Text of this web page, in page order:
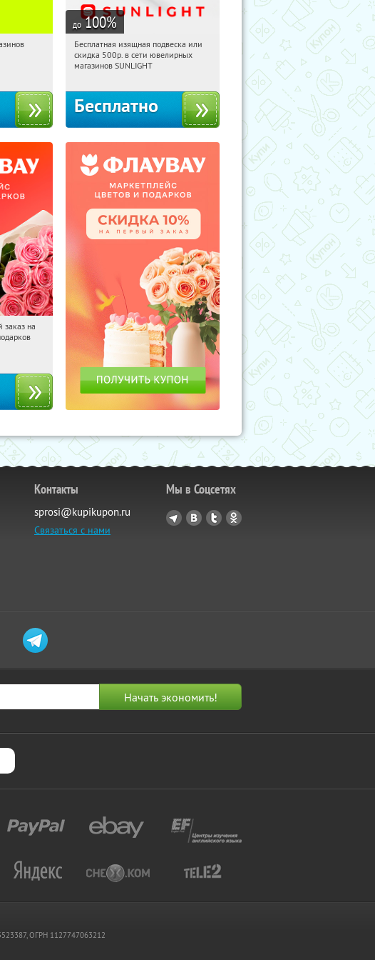
первым!
до 100%
18:25:26 Получили:
Россия
Бесплатная изящная подвеска или
скидка 500р. в сети ювелирных
магазинов SUNLIGHT
Бесплатно
на
Контакты
sprosi@kupikupon.ru
Связаться с нами
Мы в Соцсетях
ОГРН 1127747063212